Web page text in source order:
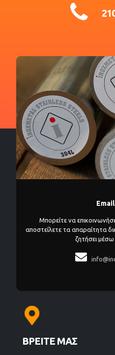
Μπορείτε να
αποστείλετε τα απαραίτητα
ζητήσει

ΒΡΕΙΤΕ ΜΑΣ